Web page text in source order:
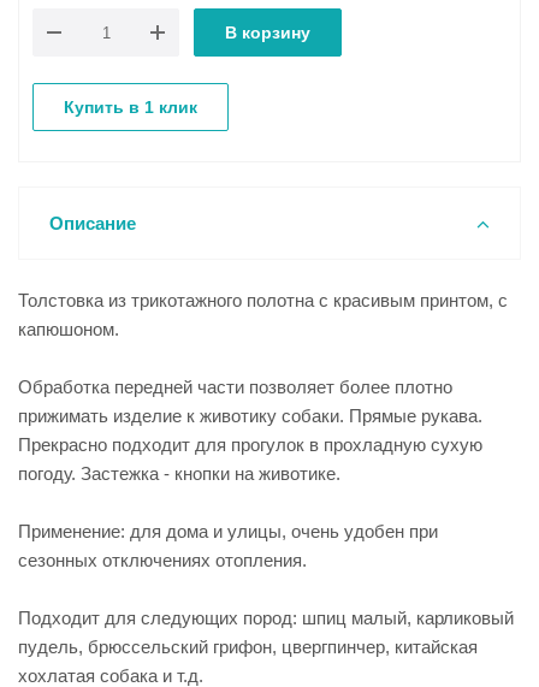
В корзину
Купить в 1 клик
Описание
Толстовка из трикотажного полотна с красивым принтом, с
капюшоном.
Обработка передней части позволяет более плотно
прижимать изделие к животику собаки. Прямые рукава.
Прекрасно подходит для прогулок в прохладную сухую
погоду. Застежка - кнопки на животике.
Применение: для дома и улицы, очень удобен при
сезонных отключениях отопления.
Подходит для следующих пород: шпиц малый, карликовый
пудель, брюссельский грифон, цвергпинчер, китайская
хохлатая собака и т.д.